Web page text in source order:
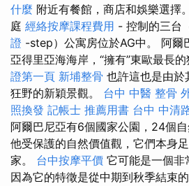
什麼 附近有餐館，商店和娛樂選擇。
庭 經絡按摩課程費用 - 控制的三台
證 -step）公寓房位於AG中。 阿爾
亞得里亞海海岸，“擁有”東歐最長的
證第一頁 新埔整骨 也許這也是由於
狂野的新穎景觀。 台中 中醫 整骨
照換發 記帳士 推薦用書 台中 中清
阿爾巴尼亞有6個國家公園，24個
他受保護的自然價值觀，它們本身
家。 台中按摩平價 它可能是一個非
因為它的特徵是從中期到秋季結束